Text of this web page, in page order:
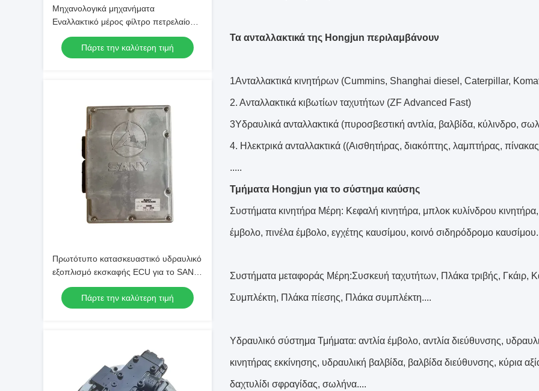
Μηχανολογικά μηχανήματα
Εναλλακτικό μέρος φίλτρο πετρελαίου
60200363 Για εξορυκτήρα Sany
Πάρτε την καλύτερη τιμή
Πρωτότυπο κατασκευαστικό υδραυλικό
εξοπλισμό εκσκαφής ECU για το SANY
SY230
Πάρτε την καλύτερη τιμή
Τα ανταλλακτικά της Hongjun περιλαμβάνουν
1Ανταλλακτικά κινητήρων (Cummins, Shanghai diesel, Caterpillar,
2. Ανταλλακτικά κιβωτίων ταχυτήτων (ZF Advanced Fast)
3Υδραυλικά ανταλλακτικά (πυροσβεστική αντλία, βαλβίδα, κύλινδρο,
4. Ηλεκτρικά ανταλλακτικά ((Αισθητήρας, διακόπτης, λαμπτήρας,
.....
Τμήματα Hongjun για το σύστημα καύσης
Συστήματα κινητήρα Μέρη: Κεφαλή κινητήρα, μπλοκ κυλίνδρου
έμβολο, πινέλα έμβολο, εγχέτης καυσίμου, κοινό σιδηρόδρομο
Συστήματα μεταφοράς Μέρη:Συσκευή ταχυτήτων, Πλάκα τριβής, Γκάιρ,
Συμπλέκτη, Πλάκα πίεσης, Πλάκα συμπλέκτη....
Υδραυλικό σύστημα Τμήματα: αντλία έμβολο, αντλία διεύθυνσης,
κινητήρας εκκίνησης, υδραυλική βαλβίδα, βαλβίδα διεύθυνσης, κύρια
δαχτυλίδι σφραγίδας, σωλήνα....